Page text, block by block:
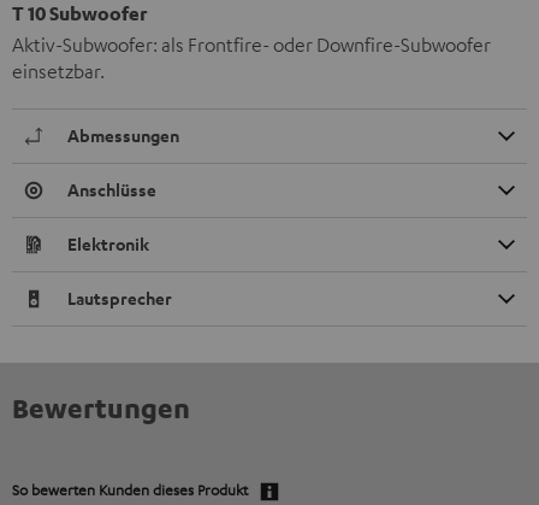
T 10 Subwoofer
Aktiv-Subwoofer: als Frontfire- oder Downfire-Subwoofer
einsetzbar.
Abmessungen
Anschlüsse
Elektronik
Lautsprecher
Bewertungen
So bewerten Kunden dieses Produkt